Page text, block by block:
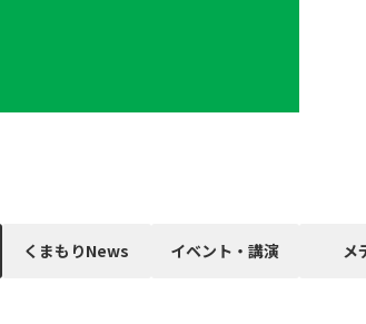
くまもりNews イベント・講演 メ